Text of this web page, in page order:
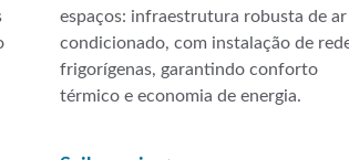
espaços: infraestrutura robusta de ar
condicionado, com instalação de
frigorígenas, garantindo conforto
térmico e economia de energia.